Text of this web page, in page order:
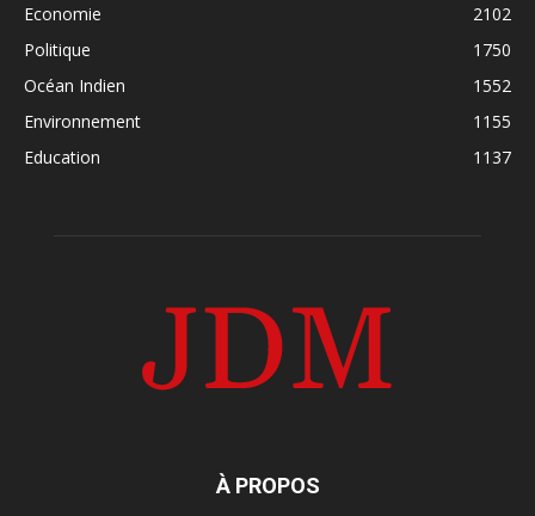
Economie
2102
Politique
1750
Océan Indien
1552
Environnement
1155
Education
1137
À PROPOS